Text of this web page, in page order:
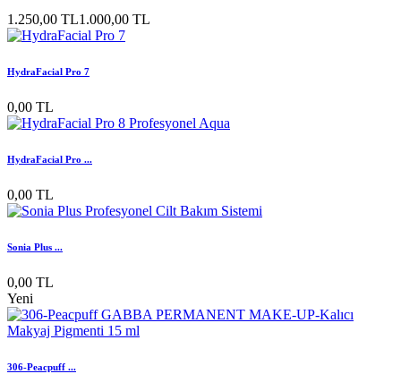
1.250,00 TL1.000,00 TL
HydraFacial Pro 7
0,00 TL
HydraFacial Pro ...
0,00 TL
Sonia Plus ...
0,00 TL
Yeni
306-Peacpuff ...